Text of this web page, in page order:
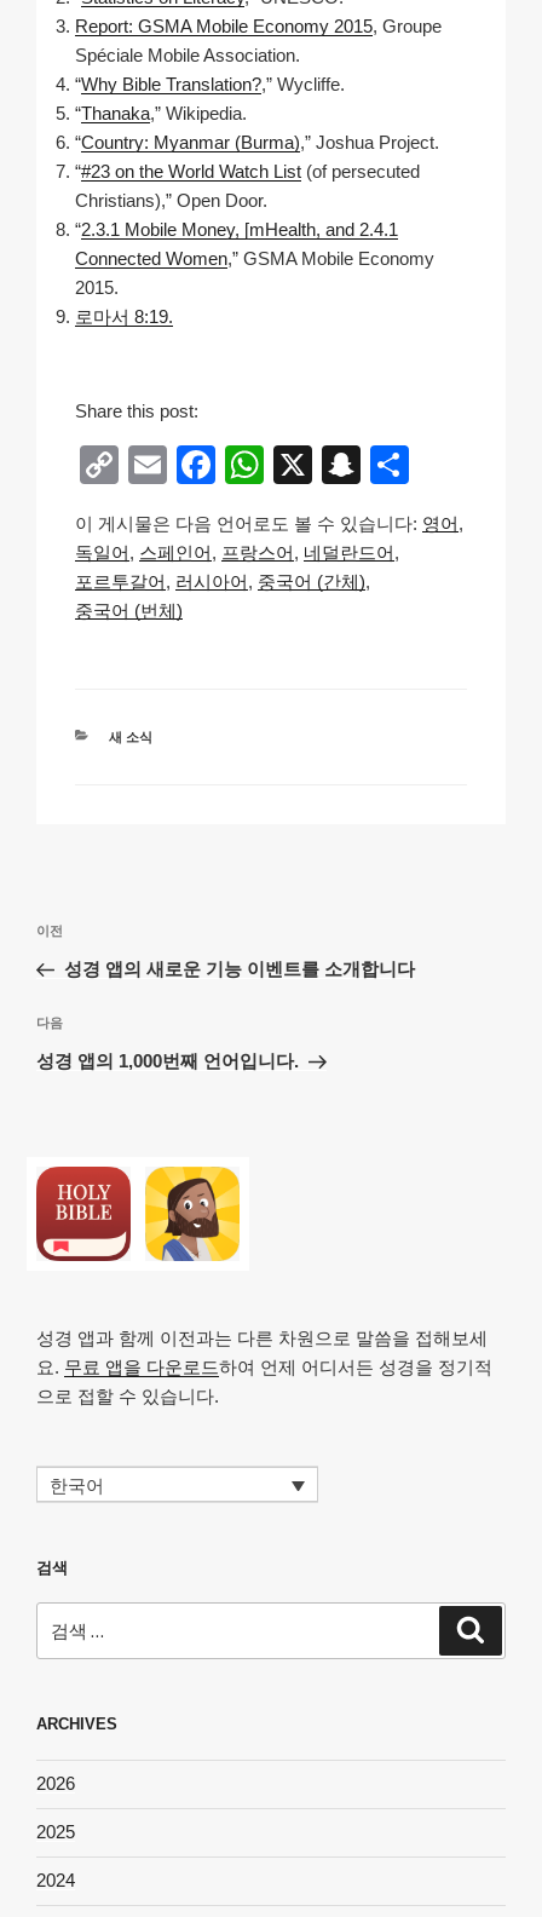
Report: GSMA Mobile Economy 2015, Groupe
Spéciale Mobile Association.
“Why Bible Translation?,” Wycliffe.
“Thanaka,” Wikipedia.
“Country: Myanmar (Burma),” Joshua Project.
“#23 on the World Watch List (of persecuted
Christians),” Open Door.
“2.3.1 Mobile Money, [mHealth, and 2.4.1
Connected Women,” GSMA Mobile Economy
2015.
로마서 8:19.
Share this post:
C
p
y
Li
E
ail
F
c
e
W
at
s
X
S
a
p
ar
이 게시물은 다음 언어로도 볼 수 있습니다: 영어
독일어
스페인어 프랑스어
네덜란드어
포르투갈어
러시아어
중국어 (간체)
중국어 (번체)
카
새 소식
글
색
이
전
이전
성경 앱의 새로운 기능 이벤트를 소개합니다
다
음
다음
성경 앱의 1,000번째 언어입니다.
성경 앱과 함께 이전과는 다른 차원으로 말씀을 접해보세
요. 무료 앱을 다운로드하여 언제 어디서든 성경을 정기적
으로 접할 수 있습니다.
한국어
검색
색:
ARCHIVES
2026
2025
2024